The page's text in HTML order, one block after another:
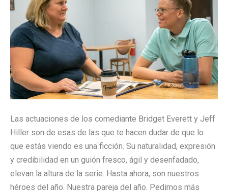
Las actuaciones de los comediante Bridget Everett y Jeff
Hiller son de esas de las que te hacen dudar de que lo
que estás viendo es una ficción. Su naturalidad, expresión
y credibilidad en un guión fresco, ágil y desenfadado,
elevan la altura de la serie. Hasta ahora, son nuestros
héroes del año. Nuestra pareja del año. Pedimos más